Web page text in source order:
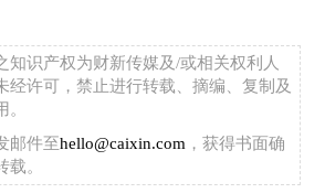
知识产权为财新传媒及/或相关权利人
经许可，禁止进行转载、摘编、复制及
邮件至hello@caixin.com ，获得书面确
。